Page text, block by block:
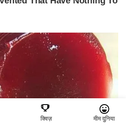
क्विज़ मीम दुनिया